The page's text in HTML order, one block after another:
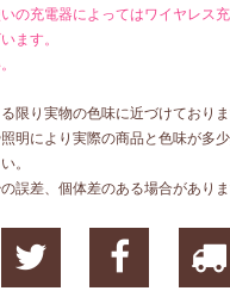
の充電器によってはワイヤレス
ます。
限り実物の色味に近づけており
明により実際の商品と色味が多
。
誤差、個体差のある場合がありま